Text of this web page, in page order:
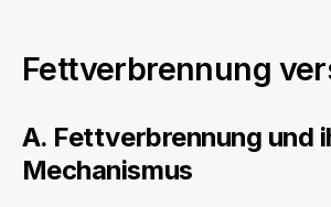
Fettverbrennung
A. Fettverbrennung und
Mechanismus